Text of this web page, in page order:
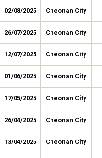
02/08/2025 Cheonan City
26/07/2025 Cheonan City
12/07/2025 Cheonan City
01/06/2025 Cheonan City
17/05/2025 Cheonan City
26/04/2025 Cheonan City
13/04/2025 Cheonan City